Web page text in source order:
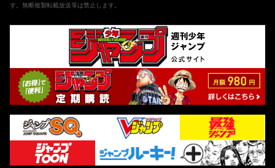
す。無断複製転載放送等は禁止します。